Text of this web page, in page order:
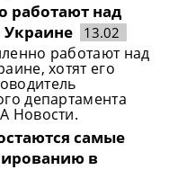
работают над
13.02
работают над
хотят его
департамента
Новости.
самые
в